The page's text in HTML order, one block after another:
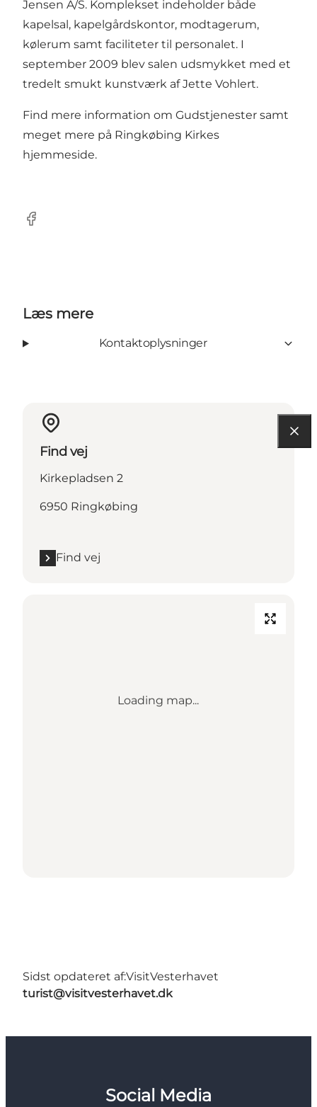
Jensen A/S. Komplekset indeholder både
kapelsal, kapelgårdskontor, modtagerum,
kølerum samt faciliteter til personalet. I
september 2009 blev salen udsmykket med et
tredelt smukt kunstværk af Jette Vohlert.
Find mere information om Gudstjenester samt
meget mere på Ringkøbing Kirkes
hjemmeside.
Facebook
Læs mere
Kontaktoplysninger
Find vej
Kirkepladsen 2
6950 Ringkøbing
Find vej
Loading map...
Sidst opdateret af:VisitVesterhavet
turist@visitvesterhavet.dk
Social Media